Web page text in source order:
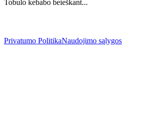
Tobulo kebabo beieškant...
Privatumo PolitikaNaudojimo sąlygos